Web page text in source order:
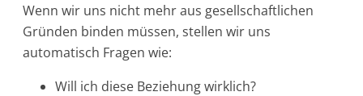
Wenn wir uns nicht mehr aus gesellschaftlichen
Gründen binden müssen, stellen wir uns
automatisch Fragen wie:
Will ich diese Beziehung wirklich?